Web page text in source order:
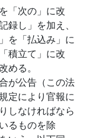
「次の」に改
し」を加え、
を「払込み」に
積立て」に改
める。
が公告（この法
定により官報に
しなければなら
るものを除